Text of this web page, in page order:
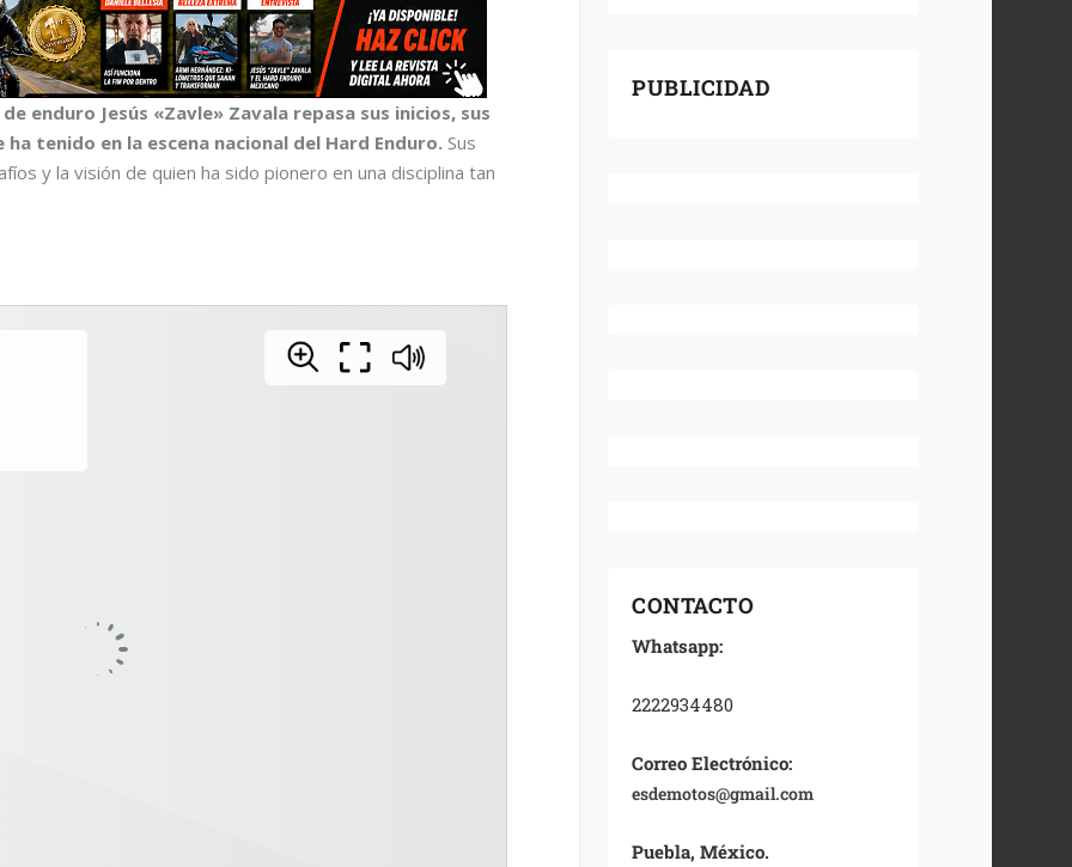
enduro Jesús «Zavle» Zavala repasa sus inicios, sus
tenido en la escena nacional del Hard Enduro. Sus
y la visión de quien ha sido pionero en una disciplina tan
PUBLICIDAD
CONTACTO
Whatsapp:
2222934480
Correo Electrónico:
esdemotos@gmail.com
Puebla, México.